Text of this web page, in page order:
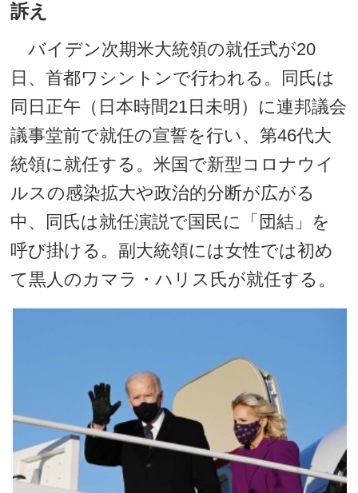
訴え
バイデン次期米大統領の就任式が20
日、首都ワシントンで行われる。同氏は
同日正午（日本時間21日未明）に連邦議会
議事堂前で就任の宣誓を行い、第46代大
統領に就任する。米国で新型コロナウイ
ルスの感染拡大や政治的分断が広がる
中、同氏は就任演説で国民に「団結」を
呼び掛ける。副大統領には女性では初め
て黒人のカマラ・ハリス氏が就任する。